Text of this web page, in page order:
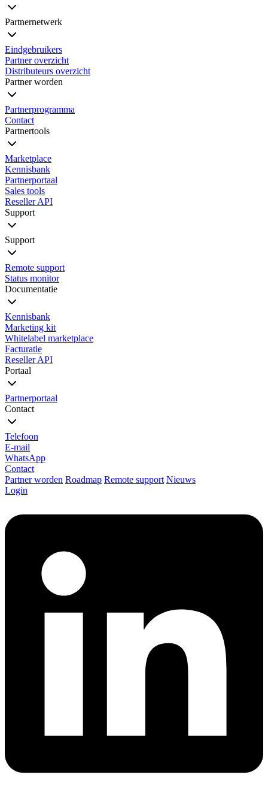
Partnernetwerk
Eindgebruikers
Partner overzicht
Distributeurs overzicht
Partner worden
Partnerprogramma
Contact
Partnertools
Marketplace
Kennisbank
Partnerportaal
Sales tools
Reseller API
Support
Support
Remote support
Status monitor
Documentatie
Kennisbank
Marketing kit
Whitelabel marketplace
Facturatie
Reseller API
Portaal
Partnerportaal
Contact
Telefoon
E-mail
WhatsApp
Contact
Partner worden Roadmap Remote support Nieuws
Login